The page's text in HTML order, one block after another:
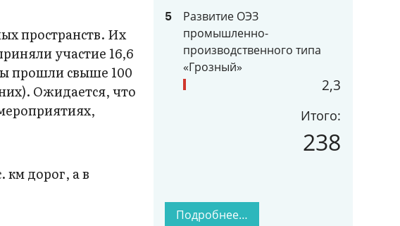
пространств. Их
участие 16,6
прошли свыше 100
Ожидается, что
км дорог, а в
5
Развитие ОЭЗ
промышленно-
производственного типа
«Грозный»
2,3
Итого:
238
Подробнее…